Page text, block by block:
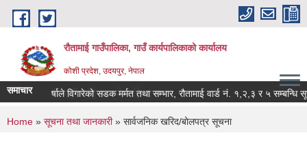
Skip to main content
रौतामाई गाउँपालिका, गाउँ कार्यपालिकाको कार्यालय
कोशी प्रदेश, उदयपुर, नेपाल
रहौं यहि हाम्रो पहिचान"
समाचारवर्षाले विगारेको सडक मर्मत तथा सम्भार, रौतामाई वार्ड नं. १,२,३ र ५ सम्बन्धि
You are here
Home » सूचना तथा जानकारी» सार्वजनिक खरिद/बोलपत्र सूचना